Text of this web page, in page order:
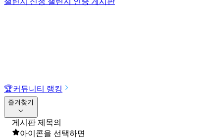
🏆커뮤니티 랭킹
즐겨찾기
게시판 제목의
아이콘을 선택하면